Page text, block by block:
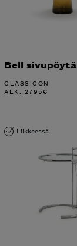
Bell sivupöytä
CLASSICON
ALK. 2795€
Liikkeessä